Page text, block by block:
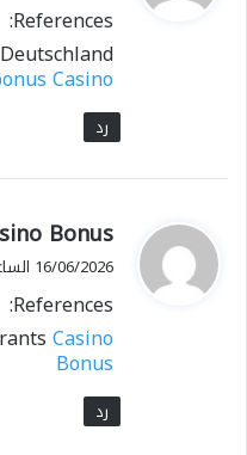
ل
References:
Casino
رد
ي
ق
ل
Bonus
16/06/2026 الساعة 12:19
References:
Casino
Bonus
رد